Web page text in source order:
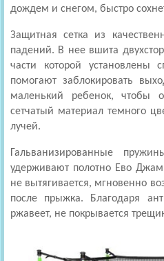
дождем и снегом, быстро
Защитная сетка из
падений. В нее вшита
части которой
помогают заблокировать
маленький ребенок, чтобы
сетчатый материал темного
лучей.
Гальванизированные
удерживают полотно Ево
не вытягивается, мгновенно
после прыжка. Благодаря
ржавеет, не покрывается